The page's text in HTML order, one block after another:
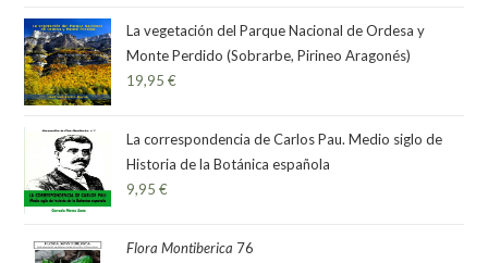
La vegetación del Parque Nacional de Ordesa y
Monte Perdido (Sobrarbe, Pirineo Aragonés)
19,95€
La correspondencia de Carlos Pau. Medio siglo de
Historia de la Botánica española
9,95€
Flora Montiberica 76